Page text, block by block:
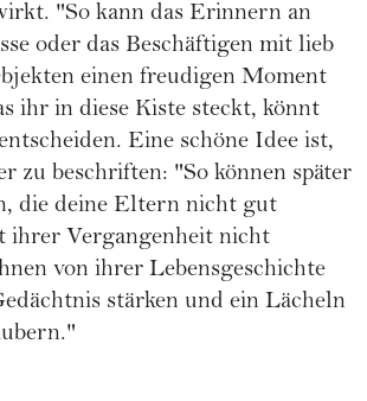
"So kann das Erinnern an
oder das Beschäftigen mit lieb
einen freudigen Moment
ihr in diese Kiste steckt, könnt
Eine schöne Idee ist,
zu beschriften: "So können später
die deine Eltern nicht gut
ihrer Vergangenheit nicht
von ihrer Lebensgeschichte
stärken und ein Lächeln